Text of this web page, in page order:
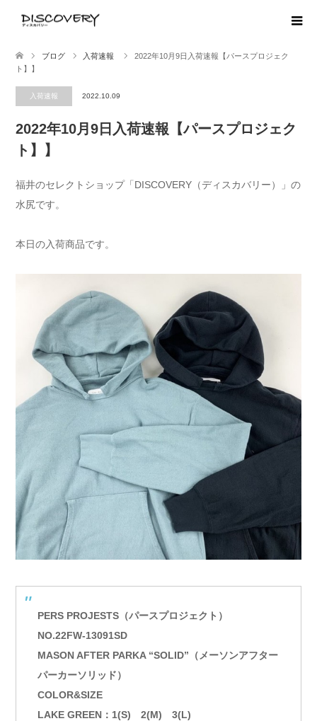
ブログ 入荷速報
2022年10月9日入荷速報【パースプロジェク
ト】】
入荷速報 2022.10.09
2022年10月9日入荷速報【パースプロジェク
ト】】
福井のセレクトショップ「DISCOVERY（ディスカバリー）」の
水尻です。
本日の入荷商品です。
PERS PROJESTS（パースプロジェクト）
NO.22FW-13091SD
MASON AFTER PARKA “SOLID”（メーソンアフター
パーカーソリッド）
COLOR&SIZE
LAKE GREEN：1(S) 2(M) 3(L)